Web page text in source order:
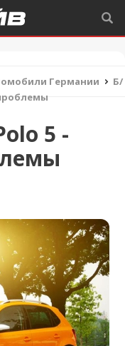
Германии
Б/
5 -